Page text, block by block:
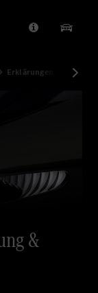
Anbieter/
Erklärungen & Berichte
&